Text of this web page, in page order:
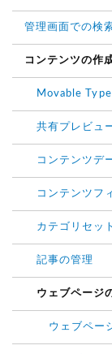
管理画面での検
コンテンツの作
Movable
共有プレビュ
コンテンツデ
コンテンツフ
カテゴリセッ
記事の管理
ウェブページ
ウェブペー